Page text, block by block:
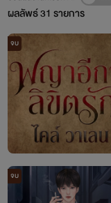
ผลลัพธ์31 รายการ
จบ
จบ